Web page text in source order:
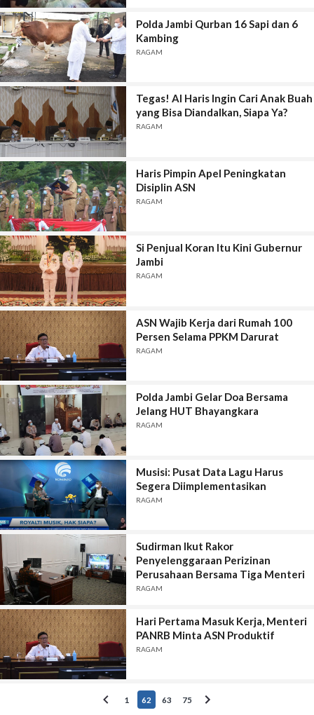
Polda Jambi Qurban 16 Sapi dan 6
Kambing
RAGAM
Tegas! Al Haris Ingin Cari Anak Buah
yang Bisa Diandalkan, Siapa Ya?
RAGAM
Haris Pimpin Apel Peningkatan
Disiplin ASN
RAGAM
Si Penjual Koran Itu Kini Gubernur
Jambi
RAGAM
ASN Wajib Kerja dari Rumah 100
Persen Selama PPKM Darurat
RAGAM
Polda Jambi Gelar Doa Bersama
Jelang HUT Bhayangkara
RAGAM
Musisi: Pusat Data Lagu Harus
Segera Diimplementasikan
RAGAM
Sudirman Ikut Rakor
Penyelenggaraan Perizinan
Perusahaan Bersama Tiga Menteri
RAGAM
Hari Pertama Masuk Kerja, Menteri
PANRB Minta ASN Produktif
RAGAM
1 62 63 75